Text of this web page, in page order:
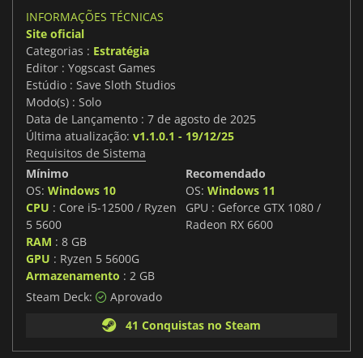
INFORMAÇÕES TÉCNICAS
Site oficial
Categorias : Estratégia
Editor : Yogscast Games
Estúdio : Save Sloth Studios
Modo(s) : Solo
Data de Lançamento : 7 de agosto de 2025
Última atualização: v1.1.0.1 - 19/12/25
Requisitos de Sistema
Mínimo
OS: Windows 10
CPU : Core i5-12500 / Ryzen
5 5600
RAM : 8 GB
GPU : Ryzen 5 5600G
Armazenamento : 2 GB
Recomendado
OS: Windows 11
GPU : Geforce GTX 1080 /
Radeon RX 6600
Steam Deck:
Aprovado
41 Conquistas no Steam